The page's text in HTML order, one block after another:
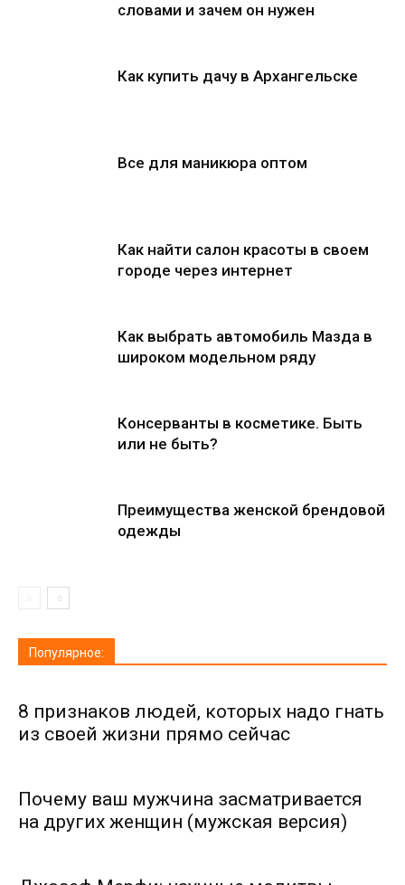
словами и зачем он нужен
Как купить дачу в Архангельске
Все для маникюра оптом
Как найти салон красоты в своем
городе через интернет
Как выбрать автомобиль Мазда в
широком модельном ряду
Консерванты в косметике. Быть
или не быть?
Преимущества женской брендовой
одежды
Популярное:
8 признаков людей, которых надо гнать
из своей жизни прямо сейчас
Почему ваш мужчина засматривается
на других женщин (мужская версия)